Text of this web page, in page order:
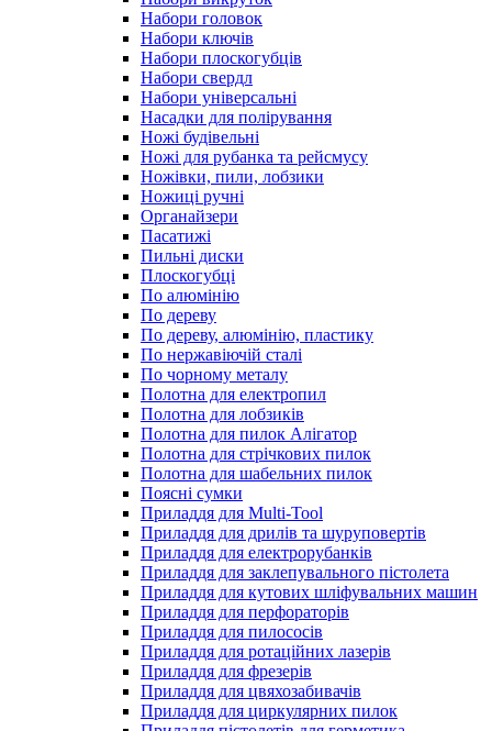
Набори головок
Набори ключів
Набори плоскогубців
Набори свердл
Набори універсальні
Насадки для полірування
Ножі будівельні
Ножі для рубанка та рейсмусу
Ножівки, пили, лобзики
Ножиці ручні
Органайзери
Пасатижі
Пильні диски
Плоскогубці
По алюмінію
По дереву
По дереву, алюмінію, пластику
По нержавіючій сталі
По чорному металу
Полотна для електропил
Полотна для лобзиків
Полотна для пилок Алігатор
Полотна для стрічкових пилок
Полотна для шабельних пилок
Поясні сумки
Приладдя для Multi-Tool
Приладдя для дрилів та шуруповертів
Приладдя для електрорубанків
Приладдя для заклепувального пістолета
Приладдя для кутових шліфувальних машин
Приладдя для перфораторів
Приладдя для пилососів
Приладдя для ротаційних лазерів
Приладдя для фрезерів
Приладдя для цвяхозабивачів
Приладдя для циркулярних пилок